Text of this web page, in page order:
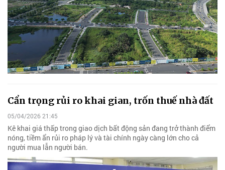
Cẩn trọng rủi ro khai gian, trốn thuế nhà đất
05/04/2026 21:45
Kê khai giá thấp trong giao dịch bất động sản đang trở thành điểm
nóng, tiềm ẩn rủi ro pháp lý và tài chính ngày càng lớn cho cả
người mua lẫn người bán.